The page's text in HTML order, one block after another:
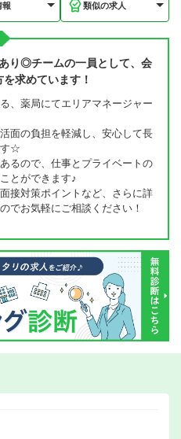
報 類似の求人
り◎チームの一員として、会
求めています！
、薬局にてエリアマネージャー
面の負担を軽減し、安心して長
す☆
るので、仕事とプライベートの
とができます♪
接対策ポイントなど、さらに詳
でお気軽にご相談ください！
ー